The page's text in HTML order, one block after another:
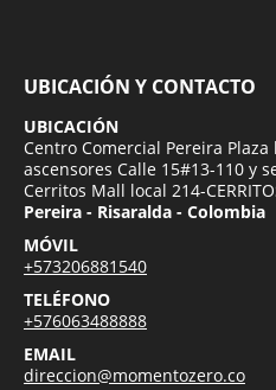
UBICACIÓN Y CONTACTO
UBICACIÓN
Centro Comercial Pereira
ascensores Calle 15#13-110 y
Cerritos Mall local 214-
Pereira - Risaralda - Colombia
MÓVIL
+573206881540
TELÉFONO
+576063488888
EMAIL
direccion@momentozero.co